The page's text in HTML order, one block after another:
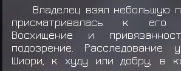
Владелец взял небольшую
присматривалась к его
Восхищение и
подозрение.
Шиори, к худу или добру, в